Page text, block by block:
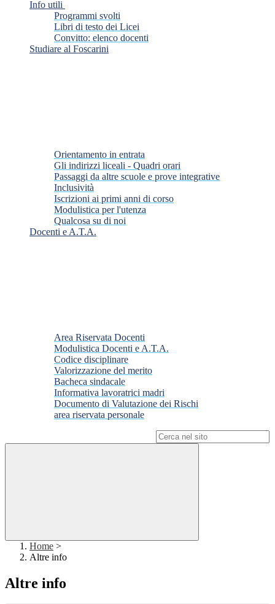
Info utili
Programmi svolti
Libri di testo dei Licei
Convitto: elenco docenti
Studiare al Foscarini
Orientamento in entrata
Gli indirizzi liceali - Quadri orari
Passaggi da altre scuole e prove integrative
Inclusività
Iscrizioni ai primi anni di corso
Modulistica per l'utenza
Qualcosa su di noi
Docenti e A.T.A.
Area Riservata Docenti
Modulistica Docenti e A.T.A.
Codice disciplinare
Valorizzazione del merito
Bacheca sindacale
Informativa lavoratrici madri
Documento di Valutazione dei Rischi
area riservata personale
Home >
Altre info
Altre info